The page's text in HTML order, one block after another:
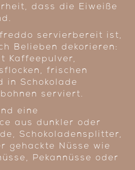
dass die Eiweiße
servierbereit ist,
Belieben dekorieren:
Kaffeepulver,
frischen
in Schokolade
serviert.
eine
aus dunkler oder
Schokoladensplitter,
gehackte Nüsse wie
Pekannüsse oder